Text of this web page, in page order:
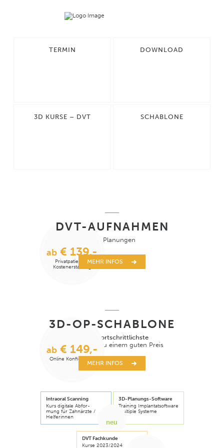
TERMIN DOWNLOAD
3D KURSE – DVT SCHABLONE
ab € 139,-
Privatpatienten
Kostenerstattung
DVT-AUFNAHMEN
inkl. Planungen
MEHR INFOS
ab€ 149,-
Online Konfigurator
3D-OP-SCHABLONE
fortschrittlichste
Technologie
zu einem guten Preis
MEHR INFOS
Intraoral Scanning
Kurs digitale Abfor-
mung für Zahnärzte /
Helferinnen
3D-Planungs-Software
Training Implantatsoftware
multiple Systeme
neu
DVT Fachkunde
Kurse 2023/2024